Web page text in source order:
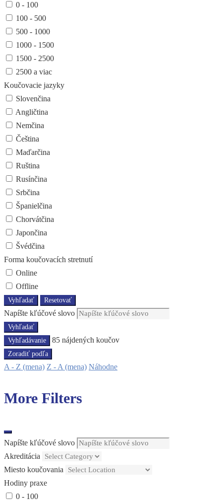
0 - 100
100 - 500
500 - 1000
1000 - 1500
1500 - 2500
2500 a viac
Koučovacie jazyky
Slovenčina
Angličtina
Nemčina
Čeština
Maďarčina
Ruština
Rusínčina
Srbčina
Španielčina
Chorvátčina
Japončina
Švédčina
Forma koučovacích stretnutí
Online
Offline
Vyhľadať Resetovať
Napíšte kľúčové slovo
Vyhľadať
Vyhľadávanie
85 nájdených koučov
Zoradiť podľa
A - Z (mena) Z - A (mena) Náhodne
More Filters
Napíšte kľúčové slovo
Akreditácia
Miesto koučovania
Hodiny praxe
0 - 100